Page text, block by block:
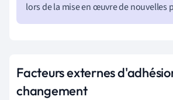
lors de la mise en œuvre de nouvelles
Facteurs externes
changement